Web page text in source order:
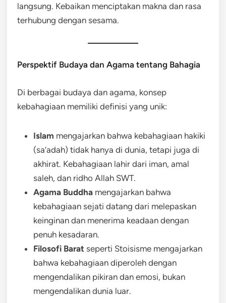
langsung. Kebaikan menciptakan makna dan rasa
terhubung dengan sesama.
Perspektif Budaya dan Agama tentang Bahagia
Di berbagai budaya dan agama, konsep
kebahagiaan memiliki definisi yang unik:
Islam mengajarkan bahwa kebahagiaan hakiki
(sa’adah) tidak hanya di dunia, tetapi juga di
akhirat. Kebahagiaan lahir dari iman, amal
saleh, dan ridho Allah SWT.
Agama Buddha mengajarkan bahwa
kebahagiaan sejati datang dari melepaskan
keinginan dan menerima keadaan dengan
penuh kesadaran.
Filosofi Barat seperti Stoisisme mengajarkan
bahwa kebahagiaan diperoleh dengan
mengendalikan pikiran dan emosi, bukan
mengendalikan dunia luar.